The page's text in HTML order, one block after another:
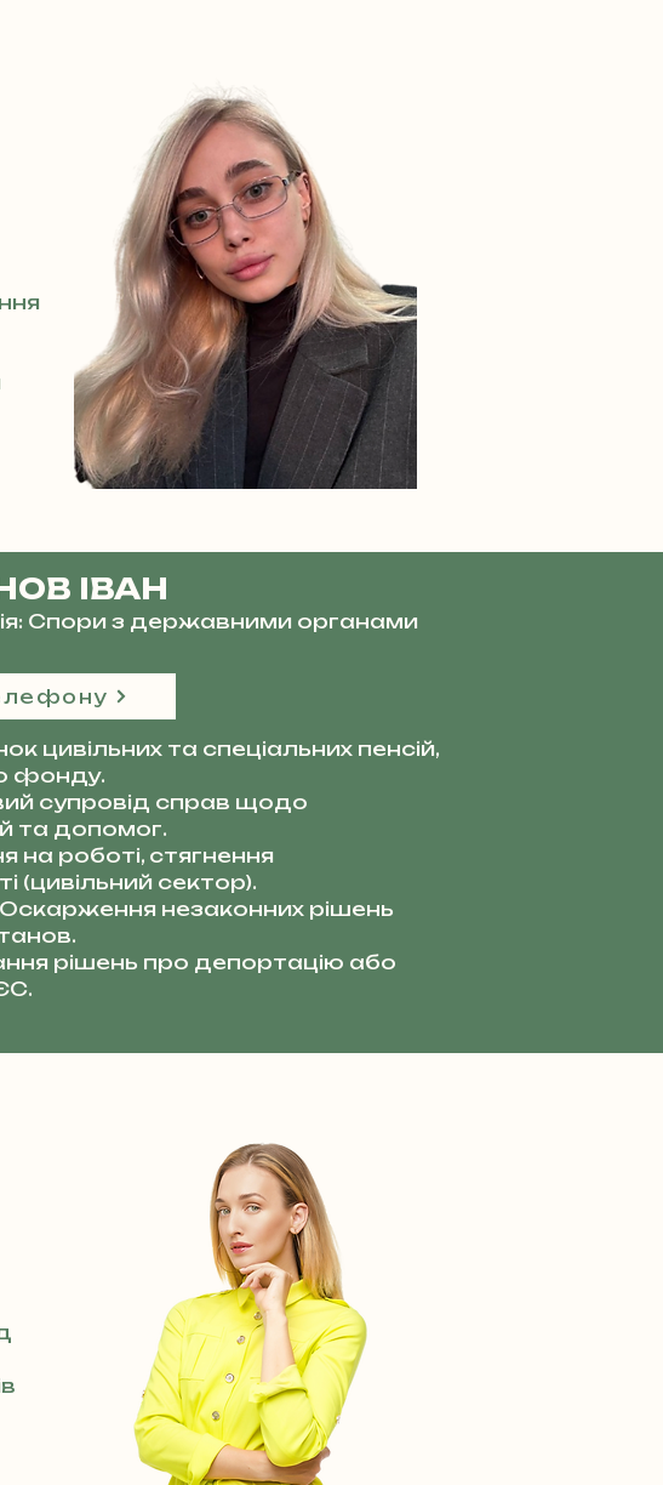
ІВАН
Спори з державними органами
цивільних та спеціальних пенсій,
фонду.
супровід справ щодо
та допомог.
на роботі, стягнення
(цивільний сектор).
Оскарження незаконних рішень
рішень про депортацію або